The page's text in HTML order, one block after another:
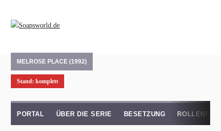
MELROSE PLACE (1992)
Stand: komplett
PORTAL ÜBER DIE SERIE BESETZUNG